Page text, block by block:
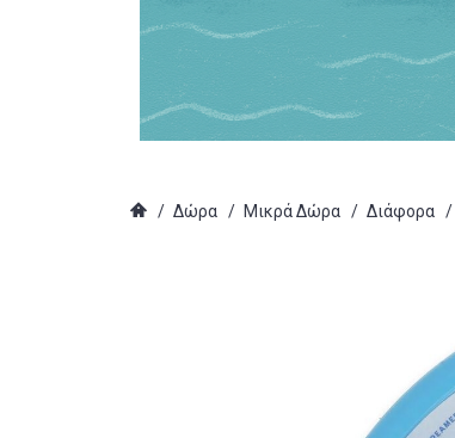
/ Δώρα / Μικρά Δώρα / Διάφορα /